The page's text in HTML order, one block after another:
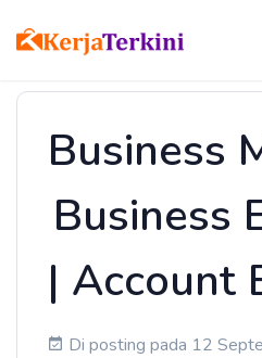
Business
Business
| Account
Di posting pada 12